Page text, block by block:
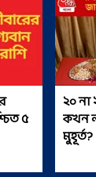
৫
২০ না
কখন
মুহূর্ত?